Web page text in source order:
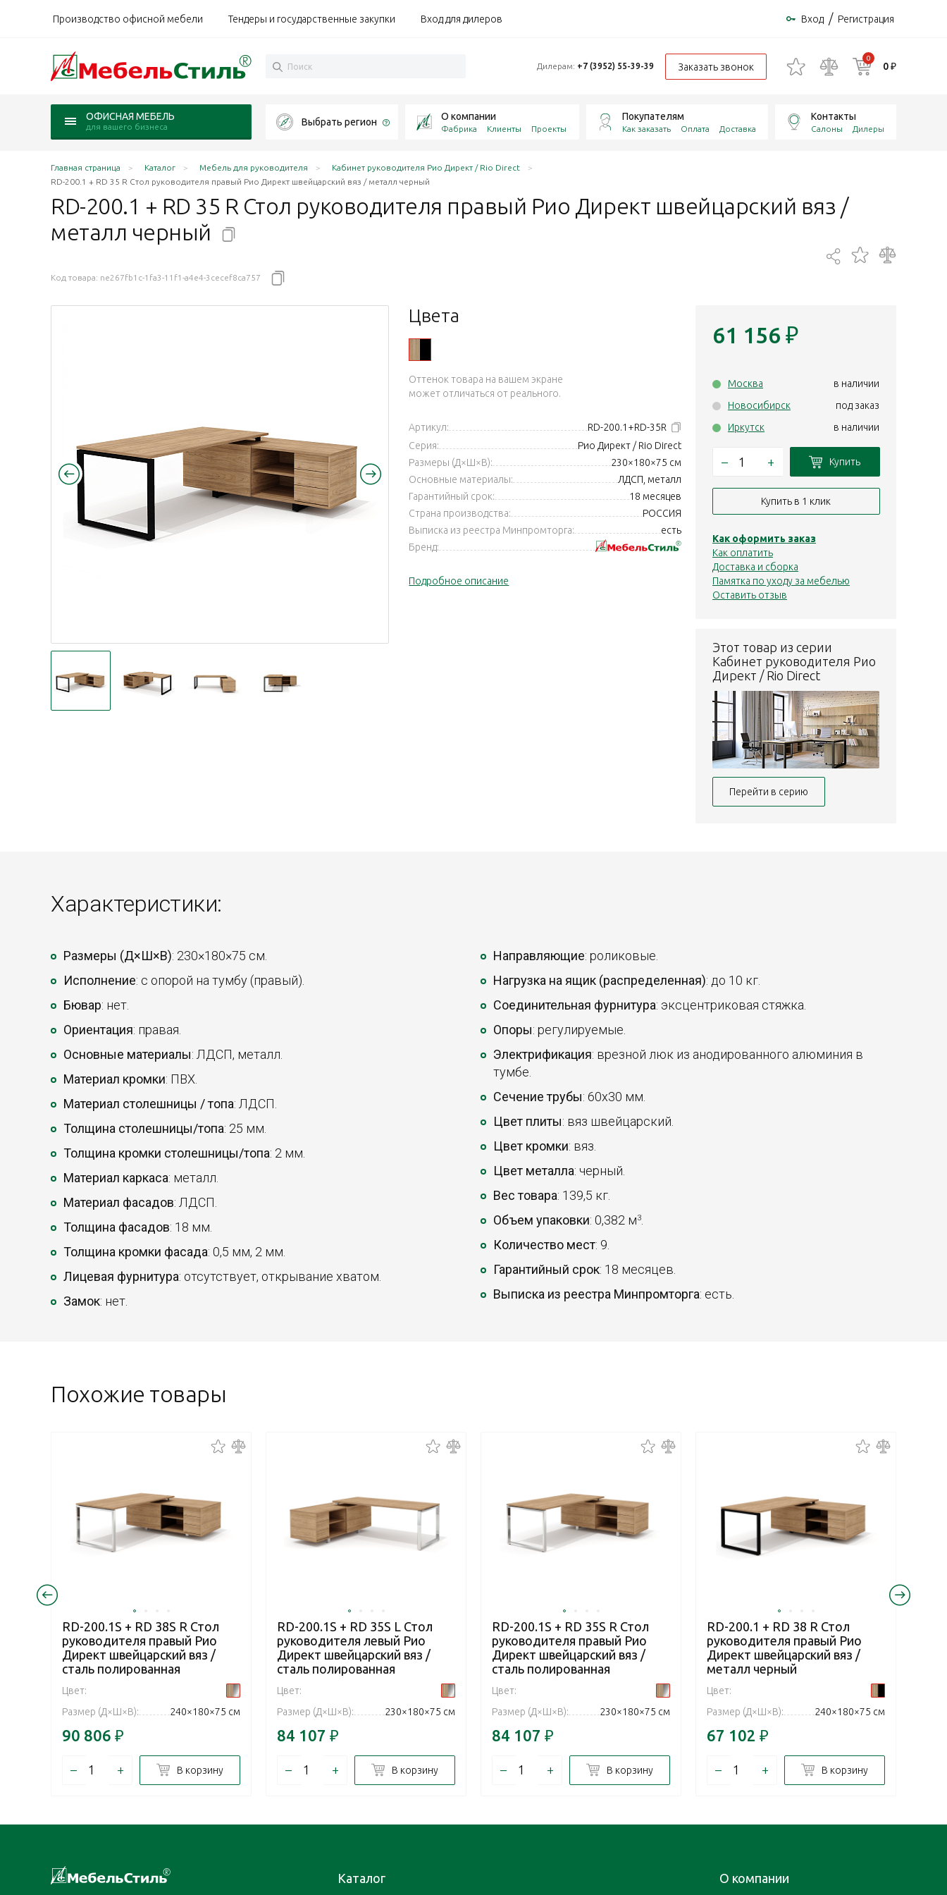
Производство офисной мебели Тендеры и государственные закупки Вход для дилеров Вход / Регистрация
Дилерам: +7 (3952) 55-39-39 Заказать звонок
0
0 ₽
ОФИСНАЯ МЕБЕЛЬ
для вашего бизнеса Выбрать регион
О компании
Фабрика Клиенты Проекты
Покупателям
Как заказать Оплата Доставка
Контакты
Салоны Дилеры
Главная страница Каталог Мебель для руководителя
Кабинет руководителя Рио Директ / Rio Direct
RD-200.1 + RD 35 R Стол руководителя правый Рио Директ швейцарский вяз / металл черный
RD-200.1 + RD 35 R Стол руководителя правый Рио Директ швейцарский вяз /
металл черный
Код товара: ne267fb1c-1fa3-11f1-a4e4-3cecef8ca757
Цвета
Оттенок товара на вашем экране
может отличаться от реального.
Артикул:
RD-200.1+RD-35R
Серия:
Рио Директ / Rio Direct
Размеры (Д×Ш×В):
230×180×75 см
Основные материалы:
ЛДСП, металл
Гарантийный срок:
18 месяцев
Страна производства:
РОССИЯ
Выписка из реестра Минпромторга:
есть
Бренд:
Подробное описание
61 156 ₽
Москва
в наличии
Новосибирск
под заказ
Иркутск
в наличии
– + Купить
Купить в 1 клик
Как оформить заказ
Как оплатить
Доставка и сборка
Памятка по уходу за мебелью
Оставить отзыв
Этот товар из серии
Кабинет руководителя Рио
Директ / Rio Direct
Перейти в серию
Характеристики:
Размеры (Д×Ш×В): 230×180×75 см.
Исполнение: с опорой на тумбу (правый).
Бювар: нет.
Ориентация: правая.
Основные материалы: ЛДСП, металл.
Материал кромки: ПВХ.
Материал столешницы / топа: ЛДСП.
Толщина столешницы/топа: 25 мм.
Толщина кромки столешницы/топа: 2 мм.
Материал каркаса: металл.
Материал фасадов: ЛДСП.
Толщина фасадов: 18 мм.
Толщина кромки фасада: 0,5 мм, 2 мм.
Лицевая фурнитура: отсутствует, открывание хватом.
Замок: нет.
Направляющие: роликовые.
Нагрузка на ящик (распределенная): до 10 кг.
Соединительная фурнитура: эксцентриковая стяжка.
Опоры: регулируемые.
Электрификация: врезной люк из анодированного алюминия в
тумбе.
Сечение трубы: 60х30 мм.
Цвет плиты: вяз швейцарский.
Цвет кромки: вяз.
Цвет металла: черный.
Вес товара: 139,5 кг.
Объем упаковки: 0,382 м3
Количество мест: 9.
Гарантийный срок: 18 месяцев.
Выписка из реестра Минпромторга: есть.
Похожие товары
RD-200.1S + RD 38S R Стол
руководителя правый Рио
Директ швейцарский вяз /
сталь полированная
Цвет:
Размер (Д×Ш×В):
240×180×75 см
90 806 ₽
– + В корзину
RD-200.1S + RD 35S L Стол
руководителя левый Рио
Директ швейцарский вяз /
сталь полированная
Цвет:
Размер (Д×Ш×В):
230×180×75 см
84 107 ₽
– + В корзину
RD-200.1S + RD 35S R Стол
руководителя правый Рио
Директ швейцарский вяз /
сталь полированная
Цвет:
Размер (Д×Ш×В):
230×180×75 см
84 107 ₽
– + В корзину
RD-200.1 + RD 38 R Стол
руководителя правый Рио
Директ швейцарский вяз /
металл черный
Цвет:
Размер (Д×Ш×В):
240×180×75 см
67 102 ₽
– + В корзину
Каталог О компании